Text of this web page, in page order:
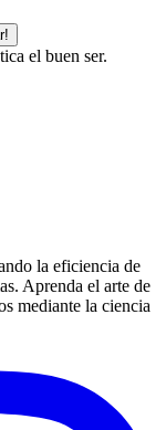
el buen ser.
la eficiencia de
Aprenda el arte de
mediante la ciencia